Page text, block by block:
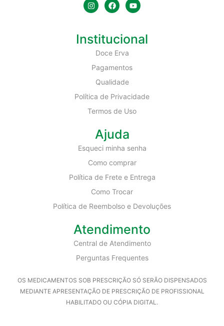
Institucional
Doce Erva
Pagamentos
Qualidade
Política de Privacidade
Termos de Uso
Ajuda
Esqueci minha senha
Como comprar
Política de Frete e Entrega
Como Trocar
Política de Reembolso e Devoluções
Atendimento
Central de Atendimento
Perguntas Frequentes
OS MEDICAMENTOS SOB PRESCRIÇÃO SÓ SERÃO DISPENSADOS
MEDIANTE APRESENTAÇÃO DE PRESCRIÇÃO DE PROFISSIONAL
HABILITADO OU CÓPIA DIGITAL.